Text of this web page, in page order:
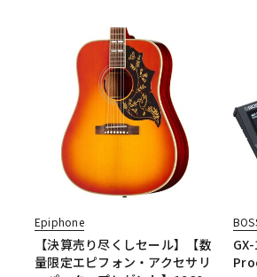
Epiphone
【決算売り尽くしセール】【数
量限定エピフォン・アクセサリ